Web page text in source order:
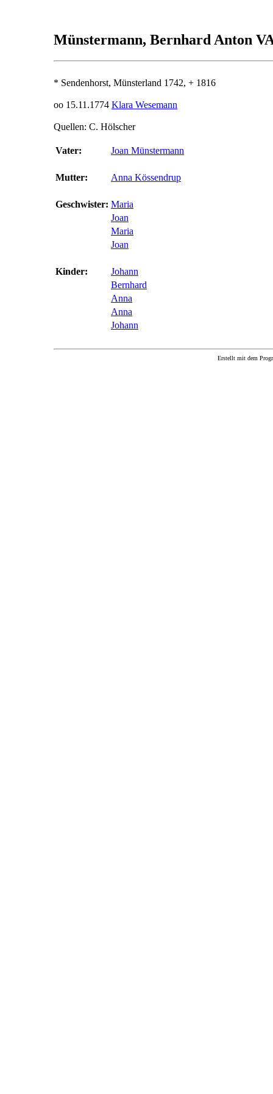
Münstermann, Bernhard Anton
* Sendenhorst, Münsterland 1742, + 1816
oo 15.11.1774 Klara Wesemann
Quellen: C. Hölscher
Vater: Joan Münstermann
Mutter: Anna Kössendrup
Geschwister: Maria
Joan
Maria
Joan
Kinder:
Johann
Bernhard
Anna
Anna
Johann
Erstellt mit dem